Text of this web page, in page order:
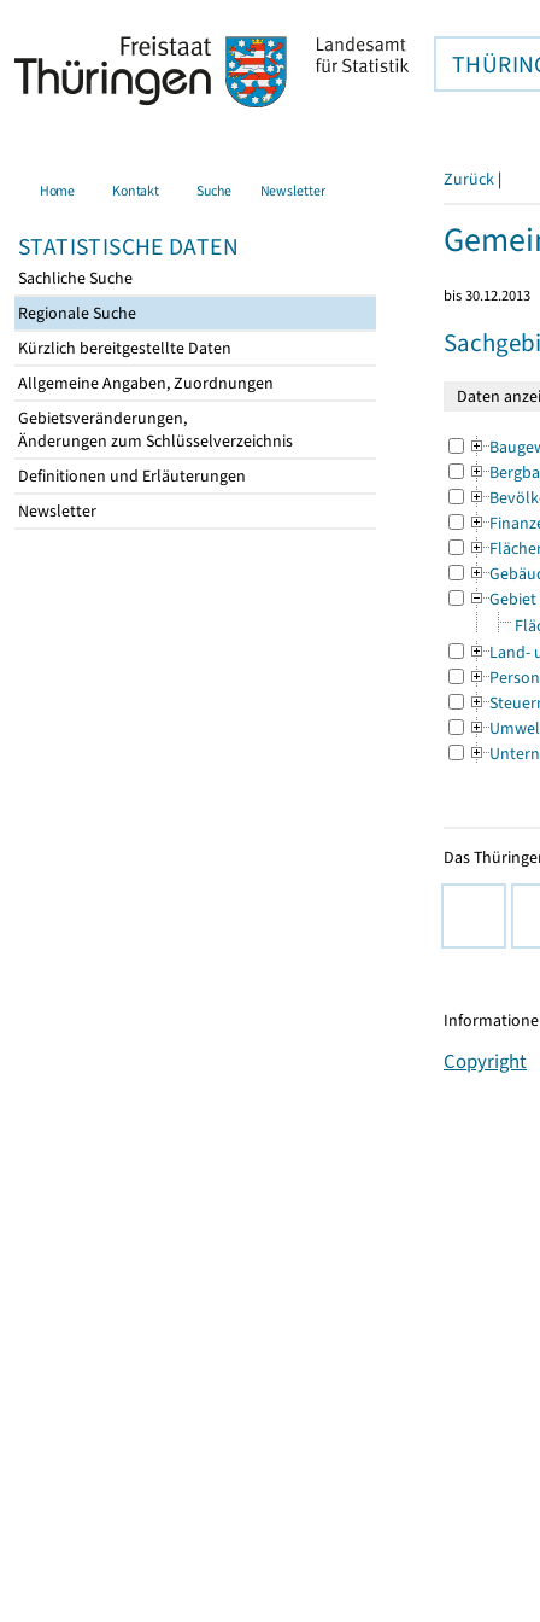
Home Kontakt Suche Newsletter
STATISTISCHE DATEN
Sachliche Suche
Regionale Suche
Kürzlich bereitgestellte Daten
Allgemeine Angaben, Zuordnungen
Gebietsveränderungen,
Änderungen zum Schlüsselverzeichnis
Definitionen und Erläuterungen
Newsletter
Zurück |
bis 30.12.2013
Gebiet
Land-
Das
Copyright